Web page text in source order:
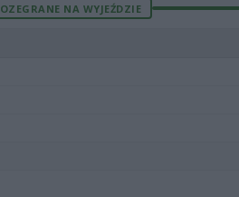
NA WYJEŹDZIE